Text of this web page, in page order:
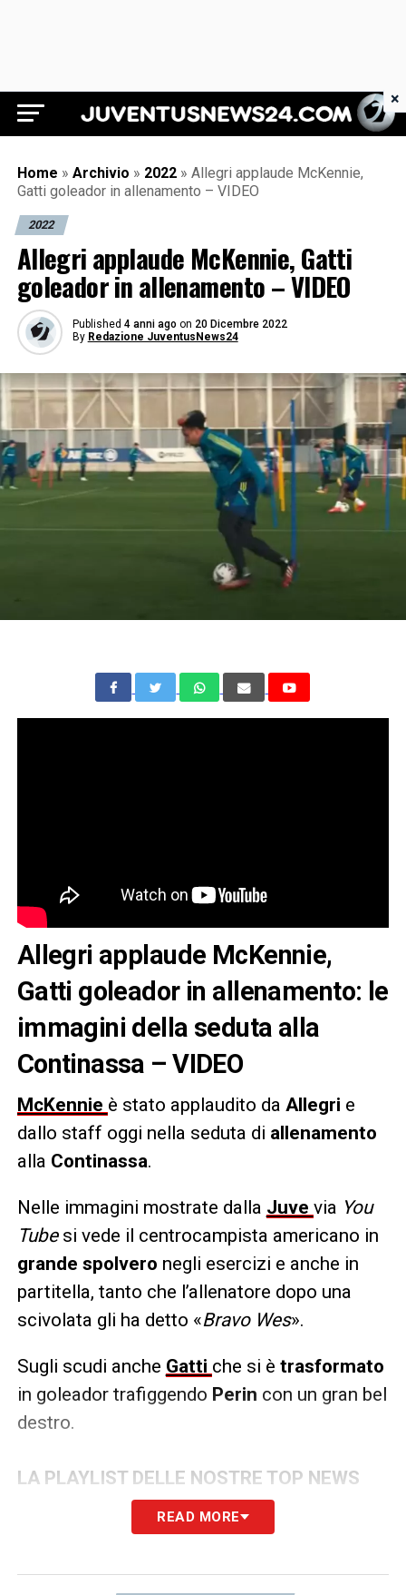
Juventus News 24
Home » Archivio » 2022 » Allegri applaude McKennie,
Gatti goleador in allenamento – VIDEO
2022
Allegri applaude McKennie, Gatti
goleador in allenamento – VIDEO
Published 4 anni ago on 20 Dicembre 2022
By Redazione JuventusNews24
Allegri applaude McKennie,
Gatti goleador in allenamento: le
immagini della seduta alla
Continassa – VIDEO
McKennie è stato applaudito da Allegri e
dallo staff oggi nella seduta di allenamento
alla Continassa.
Nelle immagini mostrate dalla Juve via You
Tubesi vede il centrocampista americano in
grande spolvero negli esercizi e anche in
partitella, tanto che l’allenatore dopo una
scivolata gli ha detto «Bravo Wes».
Sugli scudi anche Gatti che si è trasformato
in goleador trafiggendo Perin con un gran bel
destro.
LA PLAYLIST DELLE NOSTRE TOP NEWS
READ MORE
×